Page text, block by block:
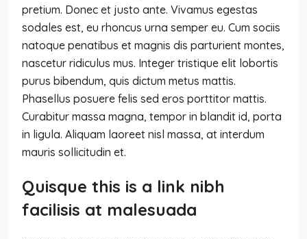
pretium. Donec et justo ante. Vivamus egestas
sodales est, eu rhoncus urna semper eu. Cum sociis
natoque penatibus et magnis dis parturient montes,
nascetur ridiculus mus. Integer tristique elit lobortis
purus bibendum, quis dictum metus mattis.
Phasellus posuere felis sed eros porttitor mattis.
Curabitur massa magna, tempor in blandit id, porta
in ligula. Aliquam laoreet nisl massa, at interdum
mauris sollicitudin et.
Quisque this is a link nibh
facilisis at malesuada